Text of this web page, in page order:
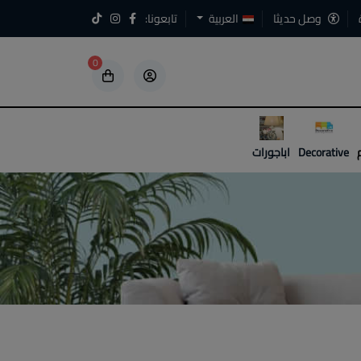
وصل حديثا العربية تابعونا:
0
5
5
Decorative اباجورات